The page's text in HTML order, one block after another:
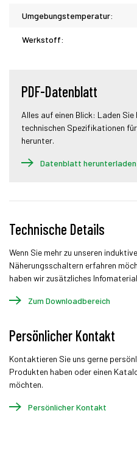
Umgebungstemperatur:
Werkstoff:
PDF-Datenblatt
Alles auf einen Blick: Laden
technischen Spezifikationen
herunter.
Datenblatt herunterladen
Technische Details
Wenn Sie mehr zu unseren
Näherungsschaltern erfahren
haben wir zusätzliches
Zum Downloadbereich
Persönlicher Kontakt
Kontaktieren Sie uns gerne
Produkten haben oder einen
möchten.
Persönlicher Kontakt